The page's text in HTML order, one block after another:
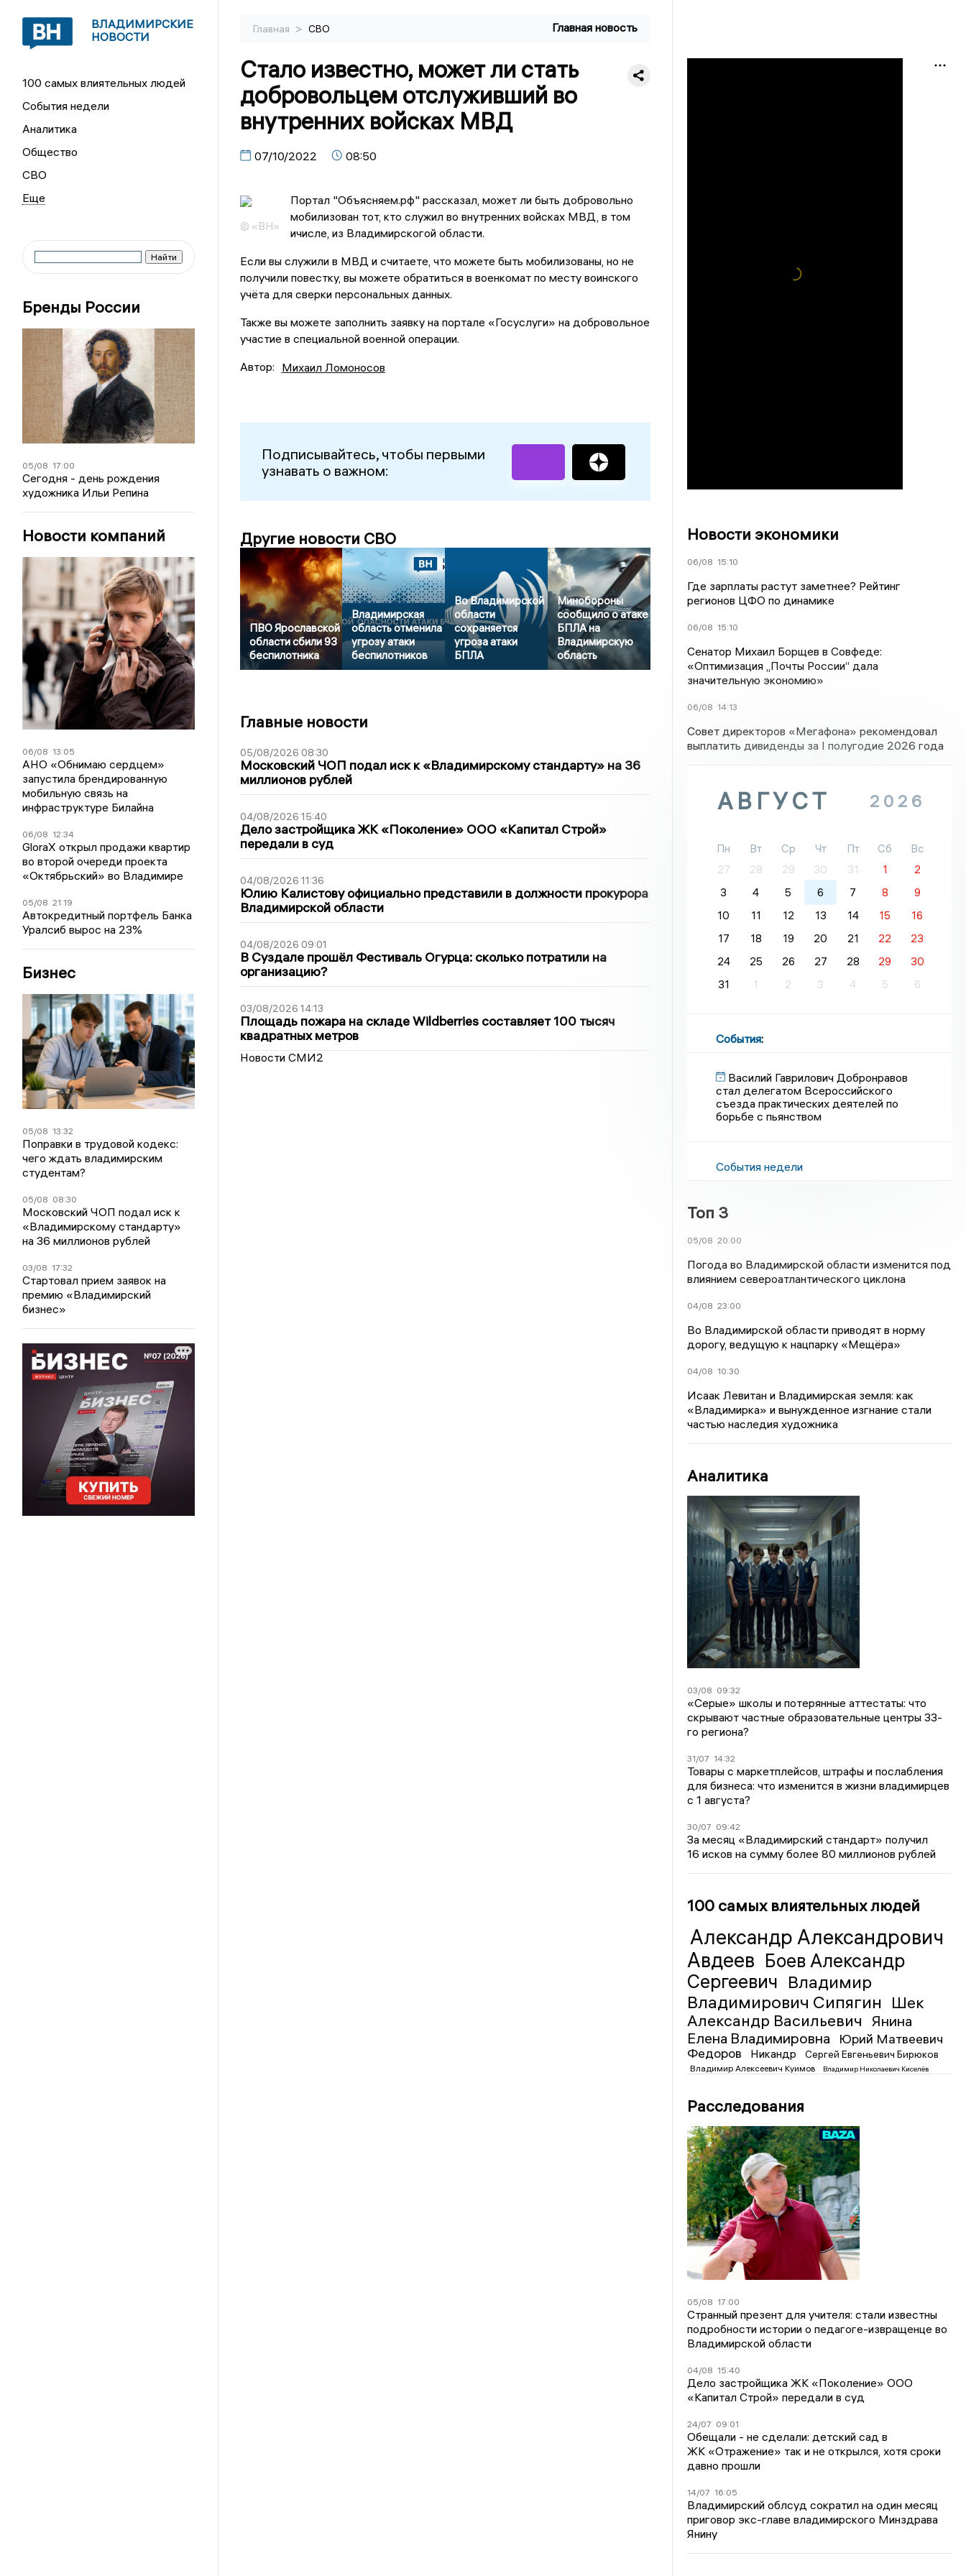
ВЛАДИМИРСКИЕ
НОВОСТИ
100 самых влиятельных людей
События недели
Аналитика
Общество
СВО
Бренды России
05/08 17:00
Сегодня - день рождения
художника Ильи Репина
Новости компаний
06/08 13:05
АНО «Обнимаю сердцем»
запустила брендированную
мобильную связь на
инфраструктуре Билайна
06/08 12:34
GloraX открыл продажи квартир
во второй очереди проекта
«Октябрьский» во Владимире
05/08 21:19
Автокредитный портфель Банка
Уралсиб вырос на 23%
Бизнес
05/08 13:32
Поправки в трудовой кодекс:
чего ждать владимирским
студентам?
05/08 08:30
Московский ЧОП подал иск к
«Владимирскому стандарту»
на 36 миллионов рублей
03/08 17:32
Стартовал прием заявок на
премию «Владимирский
бизнес»
Главная > СВО Главная новость
Стало известно, может ли стать
добровольцем отслуживший во
внутренних войсках МВД
07/10/2022 08:50
© «ВН»
Портал "Объясняем.рф" рассказал, может ли быть добровольно
мобилизован тот, кто служил во внутренних войсках МВД, в том
ичисле, из Владимирскогой области.
Если вы служили в МВД и считаете, что можете быть мобилизованы, но не
получили повестку, вы можете обратиться в военкомат по месту воинского
учёта для сверки персональных данных.
Также вы можете заполнить заявку на портале «Госуслуги» на добровольное
участие в специальной военной операции.
Автор: Михаил Ломоносов
Подписывайтесь, чтобы первыми
узнавать о важном:
Другие новости СВО
ПВО Ярославской
области сбили 93
беспилотника
Владимирская
область отменила
угрозу атаки
беспилотников
Во Владимирской
области
сохраняется
угроза атаки
БПЛА
Минобороны
сообщило о атаке
БПЛА на
Владимирскую
область
Главные новости
05/08/2026 08:30
Московский ЧОП подал иск к «Владимирскому стандарту» на 36
миллионов рублей
04/08/2026 15:40
Дело застройщика ЖК «Поколение» ООО «Капитал Строй»
передали в суд
04/08/2026 11:36
Юлию Калистову официально представили в должности прокурора
Владимирской области
04/08/2026 09:01
В Суздале прошёл Фестиваль Огурца: сколько потратили на
организацию?
03/08/2026 14:13
Площадь пожара на складе Wildberries составляет 100 тысяч
квадратных метров
Новости СМИ2
Новости экономики
06/08 15:10
Где зарплаты растут заметнее? Рейтинг
регионов ЦФО по динамике
06/08 15:10
Сенатор Михаил Борщев в Совфеде:
«Оптимизация „Почты России“ дала
значительную экономию»
06/08 14:13
Совет директоров «Мегафона» рекомендовал
выплатить дивиденды за I полугодие 2026 года
АВГУСТ 2026
Пн Вт Ср Чт Пт Сб
Вс
27
28 29 30 31 1
2
3
4 5 6 7 8
9
10
11 12 13 14 15
16
17
18 19 20 21 22
23
24
25 26 27 28 29
30
31
1 2 3 4 5 6
События:
Василий Гаврилович Добронравов
стал делегатом Всероссийского
съезда практических деятелей по
борьбе с пьянством
События недели
Топ 3
05/08 20:00
Погода во Владимирской области изменится под
влиянием североатлантического циклона
04/08 23:00
Во Владимирской области приводят в норму
дорогу, ведущую к нацпарку «Мещёра»
04/08 10:30
Исаак Левитан и Владимирская земля: как
«Владимирка» и вынужденное изгнание стали
частью наследия художника
Аналитика
03/08 09:32
«Серые» школы и потерянные аттестаты: что
скрывают частные образовательные центры 33-
го региона?
31/07 14:32
Товары с маркетплейсов, штрафы и послабления
для бизнеса: что изменится в жизни владимирцев
с 1 августа?
30/07 09:42
За месяц «Владимирский стандарт» получил
16 исков на сумму более 80 миллионов рублей
100 самых влиятельных людей
Александр Александрович
Авдеев Боев Александр
Сергеевич Владимир
Владимирович Сипягин Шек
Александр Васильевич
Янина
Елена Владимировна
Юрий Матвеевич
Федоров
Никандр Сергей Евгеньевич Бирюков
Владимир Алексеевич Куимов Владимир Николаевич Киселёв
Расследования
05/08 17:00
Странный презент для учителя: стали известны
подробности истории о педагоге-извращенце во
Владимирской области
04/08 15:40
Дело застройщика ЖК «Поколение» ООО
«Капитал Строй» передали в суд
24/07 09:01
Обещали - не сделали: детский сад в
ЖК «Отражение» так и не открылся, хотя сроки
давно прошли
14/07 16:05
Владимирский облсуд сократил на один месяц
приговор экс-главе владимирского Минздрава
Янину